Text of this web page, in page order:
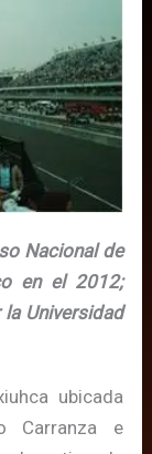
Nacional de
en el 2012;
Universidad
ubicada
Carranza e